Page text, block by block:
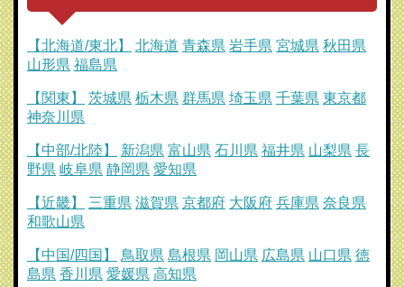
【北海道/東北】 北海道 青森県 岩手県 宮城県 秋田県
山形県 福島県
【関東】 茨城県 栃木県 群馬県 埼玉県 千葉県 東京都
神奈川県
【中部/北陸】 新潟県 富山県 石川県 福井県 山梨県 長
野県 岐阜県 静岡県 愛知県
【近畿】 三重県 滋賀県 京都府 大阪府 兵庫県 奈良県
和歌山県
【中国/四国】 鳥取県 島根県 岡山県 広島県 山口県 徳
島県 香川県 愛媛県 高知県